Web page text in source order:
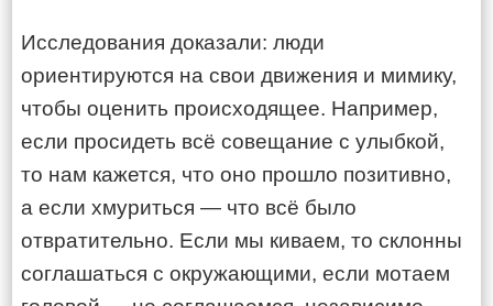
Исследования доказали: люди
ориентируются на свои движения и мимику,
чтобы оценить происходящее. Например,
если просидеть всё совещание с улыбкой,
то нам кажется, что оно прошло позитивно,
а если хмуриться — что всё было
отвратительно. Если мы киваем, то склонны
соглашаться с окружающими, если мотаем